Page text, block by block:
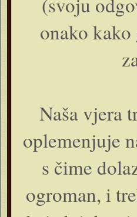
onako
Naša vjera
oplemenjuje
s čime
ogroman, i